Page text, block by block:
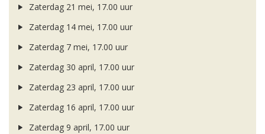
Zaterdag 21 mei, 17.00 uur
Zaterdag 14 mei, 17.00 uur
Zaterdag 7 mei, 17.00 uur
Zaterdag 30 april, 17.00 uur
Zaterdag 23 april, 17.00 uur
Zaterdag 16 april, 17.00 uur
Zaterdag 9 april, 17.00 uur